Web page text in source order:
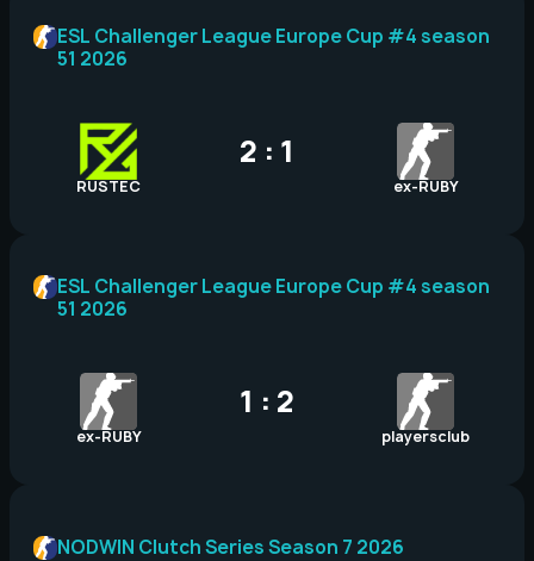
RUSTEC
2 : 1
ex-RUBY
ESL Challenger League Europe Cup #4 season
51 2026
ex-RUBY
1 : 2
playersclub
ESL Challenger League Europe Cup #4 season
51 2026
NODWIN Clutch Series Season 7 2026